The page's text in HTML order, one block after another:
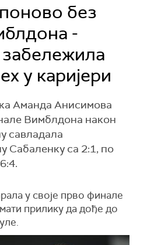
без
-
у каријери
Аманда Анисимова
Вимблдона након
савладала
Сабаленку са 2:1, по
у своје прво финале
прилику да дође до